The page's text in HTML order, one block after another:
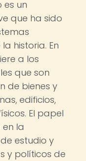
un
que ha sido
historia. En
a los
que son
de bienes y
edificios,
El papel
la
estudio y
y políticos de